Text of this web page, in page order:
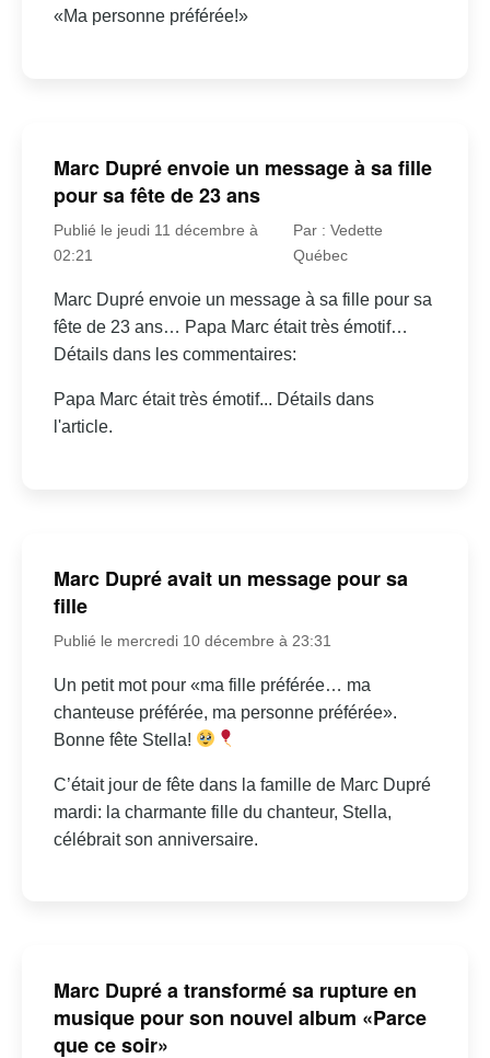
«Ma personne préférée!»
Marc Dupré envoie un message à sa fille
pour sa fête de 23 ans
Publié le jeudi 11 décembre à
02:21
Par : Vedette
Québec
Marc Dupré envoie un message à sa fille pour sa
fête de 23 ans… Papa Marc était très émotif…
Détails dans les commentaires:
Papa Marc était très émotif... Détails dans
l'article.
Marc Dupré avait un message pour sa
fille
Publié le mercredi 10 décembre à 23:31
Un petit mot pour «ma fille préférée… ma
chanteuse préférée, ma personne préférée».
Bonne fête Stella!
C’était jour de fête dans la famille de Marc Dupré
mardi: la charmante fille du chanteur, Stella,
célébrait son anniversaire.
Marc Dupré a transformé sa rupture en
musique pour son nouvel album «Parce
que ce soir»